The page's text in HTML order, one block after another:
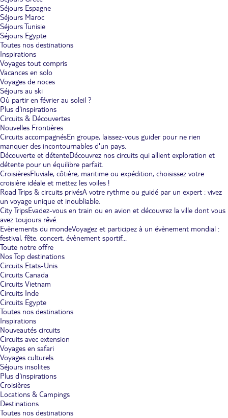
Séjours Espagne
Séjours Maroc
Séjours Tunisie
Séjours Egypte
Toutes nos destinations
Inspirations
Voyages tout compris
Vacances en solo
Voyages de noces
Séjours au ski
Où partir en février au soleil ?
Plus d'inspirations
Circuits & Découvertes
Nouvelles Frontières
Circuits accompagnésEn groupe, laissez-vous guider pour ne rien
manquer des incontournables d'un pays.
Découverte et détenteDécouvrez nos circuits qui allient exploration et
détente pour un équilibre parfait.
CroisièresFluviale, côtière, maritime ou expédition, choisissez votre
croisière idéale et mettez les voiles !
Road Trips & circuits privésA votre rythme ou guidé par un expert : vivez
un voyage unique et inoubliable.
City TripsEvadez-vous en train ou en avion et découvrez la ville dont vous
avez toujours rêvé.
Evènements du mondeVoyagez et participez à un évènement mondial :
festival, fête, concert, évènement sportif...
Toute notre offre
Nos Top destinations
Circuits Etats-Unis
Circuits Canada
Circuits Vietnam
Circuits Inde
Circuits Egypte
Toutes nos destinations
Inspirations
Nouveautés circuits
Circuits avec extension
Voyages en safari
Voyages culturels
Séjours insolites
Plus d'inspirations
Croisières
Locations & Campings
Destinations
Toutes nos destinations